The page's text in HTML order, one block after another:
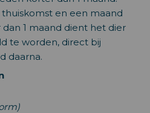
en een maand
1 maand dient het dier
te worden, direct bij
daarna.